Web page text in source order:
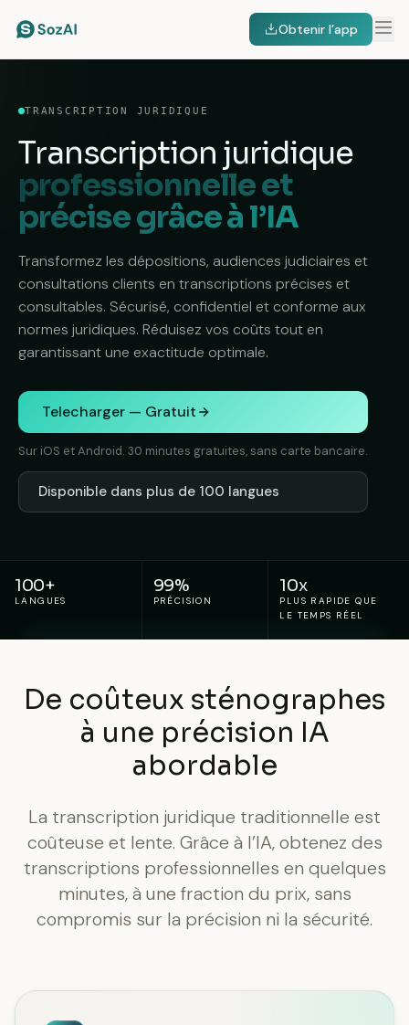
Obtenir l’app
TRANSCRIPTION JURIDIQUE
Transcription juridique
professionnelle et
précise grâce à l’IA
Transformez les dépositions, audiences judiciaires et
consultations clients en transcriptions précises et
consultables. Sécurisé, confidentiel et conforme aux
normes juridiques. Réduisez vos coûts tout en
garantissant une exactitude optimale.
Telecharger — Gratuit
Sur iOS et Android. 30 minutes gratuites, sans carte bancaire.
Disponible dans plus de 100 langues
100+
LANGUES
99%
PRÉCISION
10x
PLUS RAPIDE QUE
LE TEMPS RÉEL
De coûteux sténographes
à une précision IA
abordable
La transcription juridique traditionnelle est
coûteuse et lente. Grâce à l’IA, obtenez des
transcriptions professionnelles en quelques
minutes, à une fraction du prix, sans
compromis sur la précision ni la sécurité.